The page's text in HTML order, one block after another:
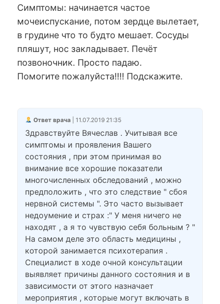
Симптомы: начинается частое
мочеиспускание, потом зердце вылетает,
в грудине что то будто мешает. Сосуды
пляшут, нос закладывает. Печёт
позвоночник. Просто падаю.
Помогите пожалуйста!!!! Подскажите.
Ответ врача| 11.07.2019 21:35
Здравствуйте Вячеслав . Учитывая все
симптомы и проявления Вашего
состояния , при этом принимая во
внимание все хорошие показатели
многочисленных обследований , можно
предположить , что это следствие " сбоя
нервной системы ". Это часто вызывает
недоумение и страх :" У меня ничего не
находят , а я то чувствую себя больным ? "
На самом деле это область медицины ,
которой занимается психотерапия .
Специалист в ходе очной консультации
выявляет причины данного состояния и в
зависимости от этого назначает
мероприятия , которые могут включать в